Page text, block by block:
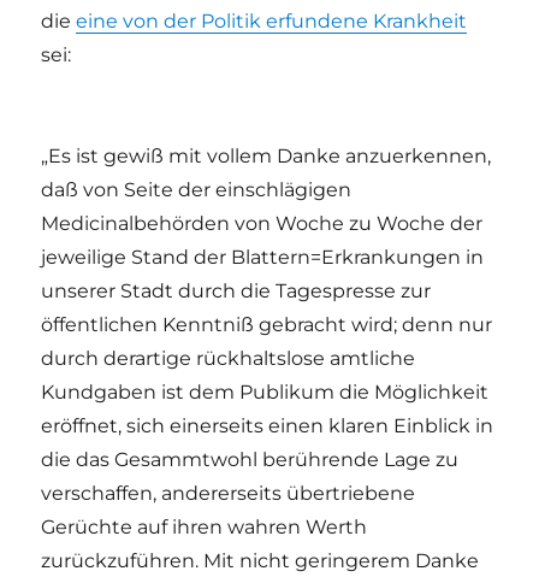
dieeine von der Politik erfundene Krankheit
sei:
„Es ist gewiß mit vollem Danke anzuerkennen,
daß von Seite der einschlägigen
Medicinalbehörden von Woche zu Woche der
jeweilige Stand der Blattern=Erkrankungen in
unserer Stadt durch die Tagespresse zur
öffentlichen Kenntniß gebracht wird; denn nur
durch derartige rückhaltslose amtliche
Kundgaben ist dem Publikum die Möglichkeit
eröffnet, sich einerseits einen klaren Einblick in
die das Gesammtwohl berührende Lage zu
verschaffen, andererseits übertriebene
Gerüchte auf ihren wahren Werth
zurückzuführen. Mit nicht geringerem Danke